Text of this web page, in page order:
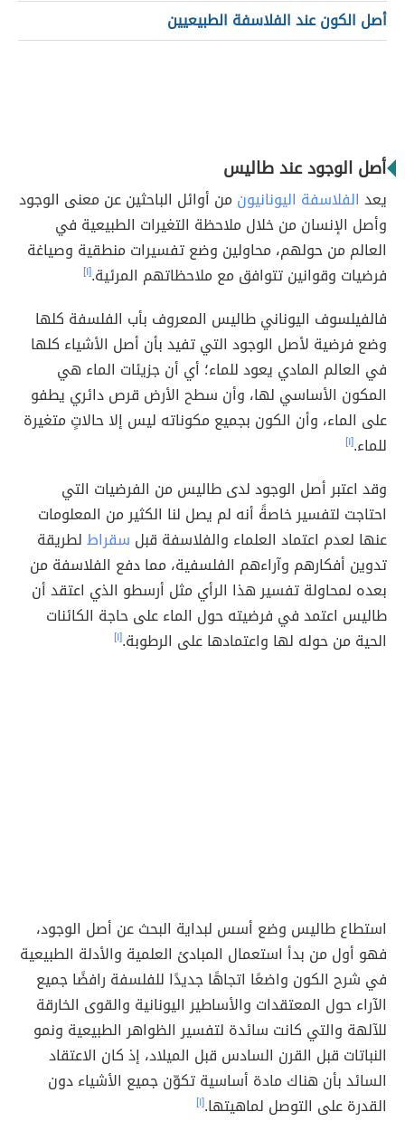
أصل الكون عند الفلاسفة الطبيعيين
أصل الوجود عند طاليس
يعد الفلاسفة اليونانيون من أوائل الباحثين عن معنى الوجود
وأصل الإنسان من خلال ملاحظة التغيرات الطبيعية في
العالم من حولهم، محاولين وضع تفسيرات منطقية وصياغة
فرضيات وقوانين تتوافق مع ملاحظاتهم المرئية.[١]
فالفيلسوف اليوناني طاليس المعروف بأب الفلسفة كلها
وضع فرضية لأصل الوجود التي تفيد بأن أصل الأشياء كلها
في العالم المادي يعود للماء؛ أي أن جزيئات الماء هي
المكون الأساسي لها، وأن سطح الأرض قرص دائري يطفو
على الماء، وأن الكون بجميع مكوناته ليس إلا حالاتٍ متغيرة
للماء.[١]
وقد اعتبر أصل الوجود لدى طاليس من الفرضيات التي
احتاجت لتفسير خاصةً أنه لم يصل لنا الكثير من المعلومات
عنها لعدم اعتماد العلماء والفلاسفة قبل سقراطلطريقة
تدوين أفكارهم وآراءهم الفلسفية، مما دفع الفلاسفة من
بعده لمحاولة تفسير هذا الرأي مثل أرسطو الذي اعتقد أن
طاليس اعتمد في فرضيته حول الماء على حاجة الكائنات
الحية من حوله لها واعتمادها على الرطوبة.[١]
استطاع طاليس وضع أسس لبداية البحث عن أصل الوجود،
فهو أول من بدأ استعمال المبادئ العلمية والأدلة الطبيعية
في شرح الكون واضعًا اتجاهًا جديدًا للفلسفة رافضًا جميع
الآراء حول المعتقدات والأساطير اليونانية والقوى الخارقة
للآلهة والتي كانت سائدة لتفسير الظواهر الطبيعية ونمو
النباتات قبل القرن السادس قبل الميلاد، إذ كان الاعتقاد
السائد بأن هناك مادة أساسية تكوّن جميع الأشياء دون
القدرة على التوصل لماهيتها.[١]